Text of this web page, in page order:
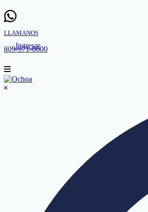
LLAMANOS
809-971-8000
Ingresar